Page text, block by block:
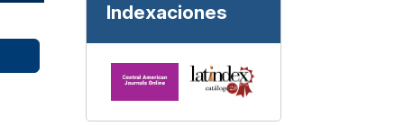
Indexaciones